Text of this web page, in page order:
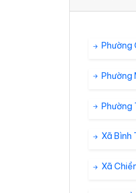
Phường
Phường
Phường
Xã Bình
Xã